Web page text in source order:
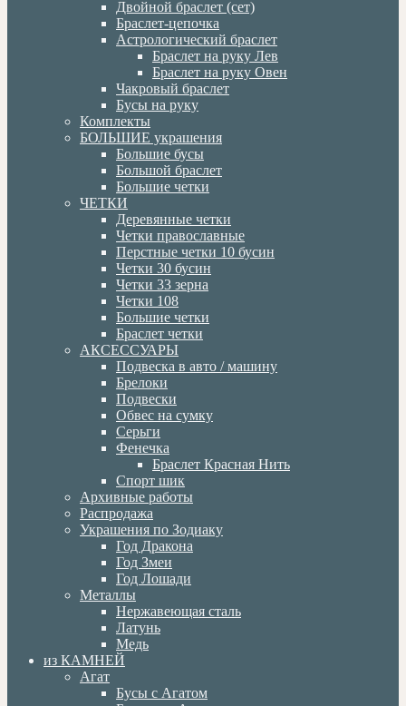
Двойной браслет (сет)
Браслет-цепочка
Астрологический браслет
Браслет на руку Лев
Браслет на руку Овен
Чакровый браслет
Бусы на руку
Комплекты
БОЛЬШИЕ украшения
Большие бусы
Большой браслет
Большие четки
ЧЕТКИ
Деревянные четки
Четки православные
Перстные четки 10 бусин
Четки 30 бусин
Четки 33 зерна
Четки 108
Большие четки
Браслет четки
АКСЕССУАРЫ
Подвеска в авто / машину
Брелоки
Подвески
Обвес на сумку
Серьги
Фенечка
Браслет Красная Нить
Спорт шик
Архивные работы
Распродажа
Украшения по Зодиаку
Год Дракона
Год Змеи
Год Лошади
Металлы
Нержавеющая сталь
Латунь
Медь
из КАМНЕЙ
Агат
Бусы с Агатом